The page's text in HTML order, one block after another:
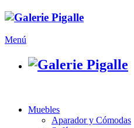
Menú
Muebles
Aparador y Cómodas